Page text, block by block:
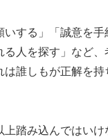
いする」「誠意を
る人を探す」など、
は誰しもが正解を
上踏み込んではい